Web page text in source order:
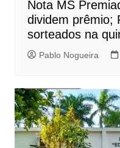
Nota MS
dividem prêmio;
sorteados na
Pablo Nogueira